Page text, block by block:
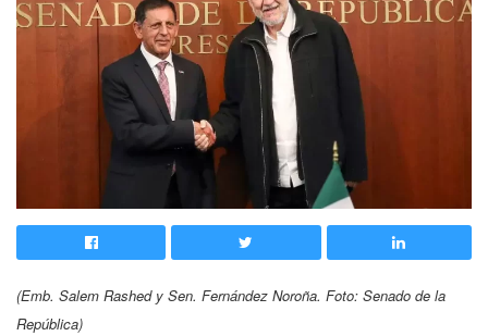
(Emb. Salem Rashed y Sen. Fernández Noroña. Foto: Senado de la
República)